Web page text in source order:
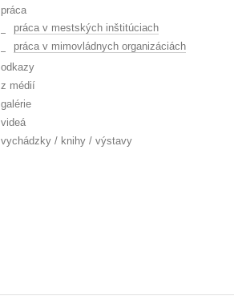
práca
práca v mestských inštitúciach
práca v mimovládnych organizáciách
odkazy
z médií
galérie
videá
vychádzky / knihy / výstavy